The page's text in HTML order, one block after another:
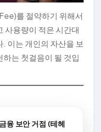
를 절약하기 위해서
사용량이 적은 시간대
이는 개인의 자산을 보
는 첫걸음이 될 것입
융 보안 거점 (테헤